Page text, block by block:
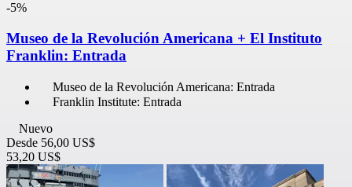
-5%
Museo de la Revolución Americana + El Instituto
Franklin: Entrada
Museo de la Revolución Americana: Entrada
Franklin Institute: Entrada
Nuevo
Desde 56,00 US$
53,20 US$